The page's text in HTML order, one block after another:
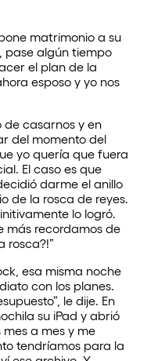
matrimonio a su
pase algún tiempo
el plan de la
esposo y yo nos
de casarnos y en
del momento del
yo quería que fuera
El caso es que
darme el anillo
de la rosca de reyes.
lo logró.
más recordamos de
rosca?!”
esa misma noche
con los planes.
le dije. En
su iPad y abrió
mes a mes y me
tendríamos para la